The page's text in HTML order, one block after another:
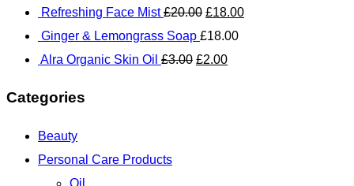
Refreshing Face Mist £20.00 £18.00
Ginger & Lemongrass Soap £18.00
Alra Organic Skin Oil £3.00 £2.00
Categories
Beauty
Personal Care Products